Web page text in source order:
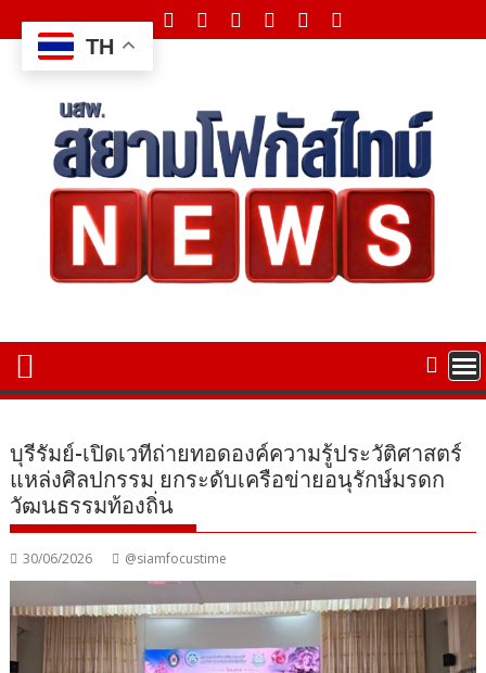
to
content
บุรีรัมย์-เปิดเวทีถ่ายทอดองค์ความรู้ประวัติศาสตร์
แหล่งศิลปกรรม ยกระดับเครือข่ายอนุรักษ์มรดก
วัฒนธรรมท้องถิ่น
30/06/2026 @siamfocustime
TH